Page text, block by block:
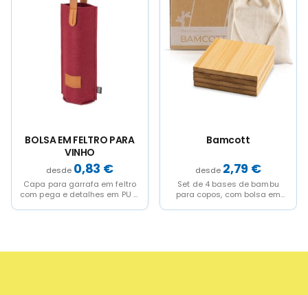
Bamcott
2,79€
Set de 4 bases de bambu
para copos, com bolsa em
CANTIL DE SUBLIMACIÓN
3,15€
Cantil especial para
sublimação, com capacidade